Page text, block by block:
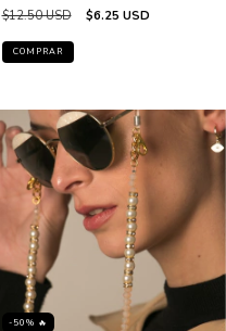
$12.50 USD $6.25 USD
-50% 🔥